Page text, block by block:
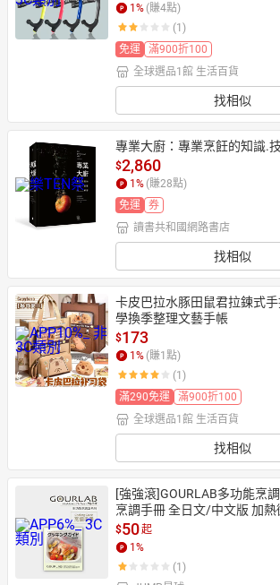
1 % (賺4點)
(1)
免運
滿900折100
全球選品1館 生活百貨
找相似
專業大廚：專業烹飪的知識.
$2,860
1 % (賺28點)
免運
券
讀書共和國網路書店
找相似
卡皮巴拉水豚田鼠君拉鍊式
學換季整理文藝手帳
$173
1 % (賺1 點)
(1)
滿290免運
滿900折100
全球選品1館 生活百貨
找相似
[強強滾]GOURLAB多功能烹
烹調手冊 全日文/中文版 加
$50起
1 %
(1)